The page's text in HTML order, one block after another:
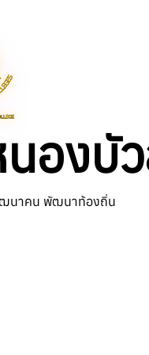
องบั
นาคน พัฒนาท้องถิ่น